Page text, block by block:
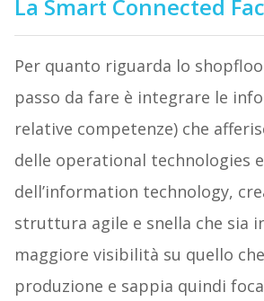
La Smart Connected
Per quanto riguarda lo
passo da fare è integrare le
relative competenze) che
delle operational technologies e
dell’information technology,
struttura agile e snella che sia
maggiore visibilità su quello
produzione e sappia quindi